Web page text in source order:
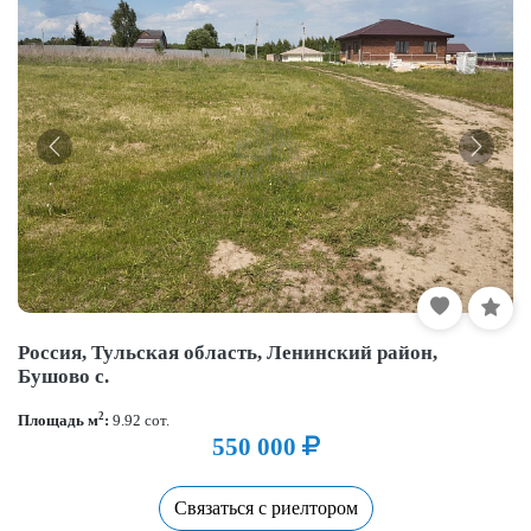
Россия, Тульская область, Ленинский район,
Бушово с.
Площадь м2 : 9.92 сот.
550 000
Связаться с риелтором